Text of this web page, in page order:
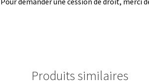
Produits similaires